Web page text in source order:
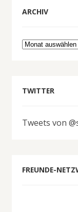
ARCHIV
Archiv
TWITTER
Tweets von
FREUNDE-